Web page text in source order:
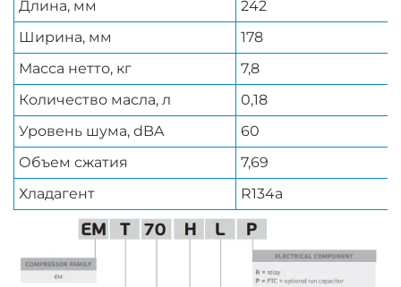
Длина, мм
242
Ширина, мм
178
Масса нетто, кг
7,8
Количество масла, л
0,18
Уровень шума, dBA
60
Объем сжатия
7,69
Хладагент
R134a